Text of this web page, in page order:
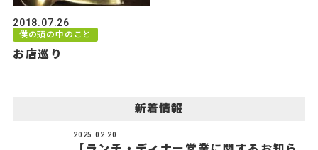
2018.07.26
僕の頭の中のこと
お店巡り
新着情報
2025.02.20